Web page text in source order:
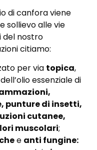
di canfora viene
sollievo alle vie
del nostro
citiamo:
per via topica,
dell’olio essenziale di
punture di insetti,
cutanee,
muscolari;
e anti fungine: